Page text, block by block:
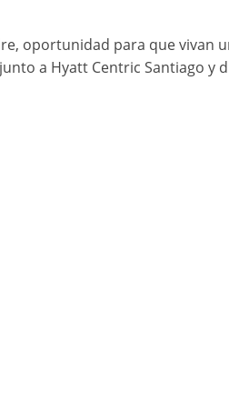
oportunidad para que vivan
a Hyatt Centric Santiago y